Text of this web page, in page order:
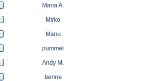
Maria A.
Mirko
Manu
pummel
Andy M.
benne